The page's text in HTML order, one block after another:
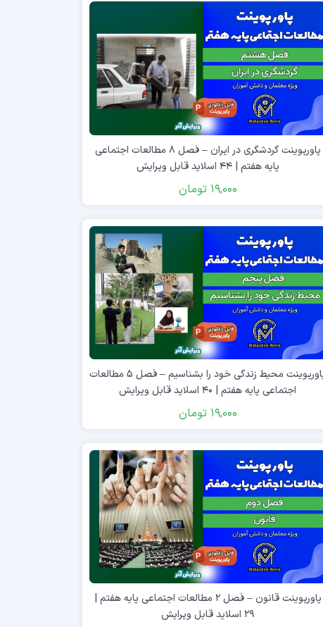
پاورپوینت گردشگری در ایران – فصل ۸ مطالعات اجتماعی
پایه هفتم | ۴۴ اسلاید قابل ویرایش
19,000 تومان
پاورپوینت محیط زندگی خود را بشناسیم – فصل ۵ مطالعات
اجتماعی پایه هفتم | ۴۰ اسلاید قابل ویرایش
19,000 تومان
پاورپوینت قانون – فصل ۲ مطالعات اجتماعی پایه هفتم |
۲۹ اسلاید قابل ویرایش